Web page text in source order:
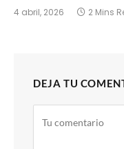
4 abril, 2026 2 Mins
DEJA TU